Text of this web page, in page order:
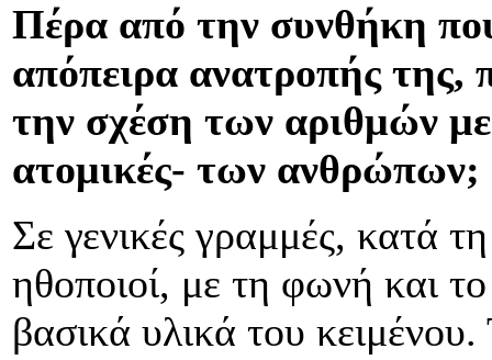
Πέρα από την συνθήκη
απόπειρα ανατροπής της,
την σχέση των αριθμών με
ατομικές- των ανθρώπων;
Σε γενικές γραμμές, κατά
ηθοποιοί, με τη φωνή και
βασικά υλικά του